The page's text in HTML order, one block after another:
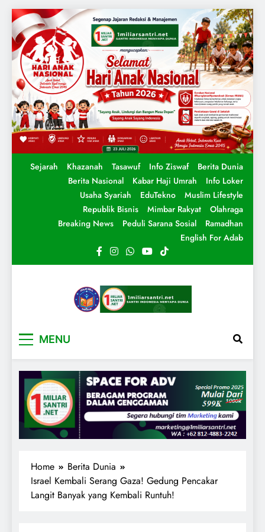
Sejarah Khazanah Tasawuf Info Ziswaf
Berita Dunia
Berita Nasional
Kabar Haji Umrah
Info Loker
Usaha Syariah
EduTekno
Muslim Lifestyle
Republik Bisnis
Mimbar Rakyat
Olahraga
Breaking News
Peduli Sarana Sosial
Ramadhan
English For Adab
MENU
Home
Berita Dunia
Israel Kembali Serang Gaza! Gedung Pencakar
Langit Banyak yang Kembali Runtuh!